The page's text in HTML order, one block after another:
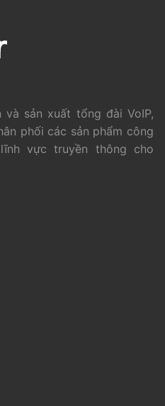
và sản xuất tổng đài VoIP,
phối các sản phẩm công
vực truyền thông cho